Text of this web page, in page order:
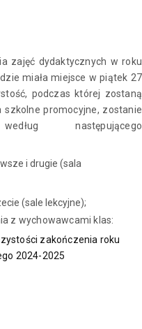
zajęć dydaktycznych w roku
miała miejsce w piątek 27
podczas której zostaną
promocyjne, zostanie
następującego
i drugie (sala
(sale lekcyjne);
z wychowawcami klas:
zakończenia roku
2024-2025